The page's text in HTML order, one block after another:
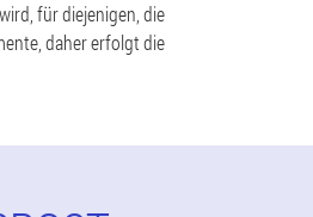
für diejenigen, die
daher erfolgt die